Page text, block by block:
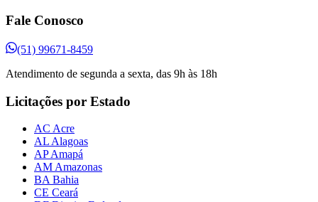
Fale Conosco
(51) 99671-8459
Atendimento de segunda a sexta, das 9h às 18h
Licitações por Estado
AC Acre
AL Alagoas
AP Amapá
AM Amazonas
BA Bahia
CE Ceará